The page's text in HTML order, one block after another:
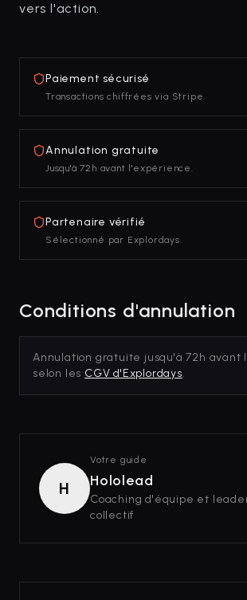
vers l'action.
Paiement sécurisé
Transactions chiffrées via Stripe.
Annulation gratuite
Jusqu'à 72h avant l'expérience.
Partenaire vérifié
Sélectionné par Explordays.
Conditions d'annulation
Annulation gratuite jusqu'à 72h avant
selon les CGV d'Explordays.
H
Votre guide
Hololead
Coaching d'équipe et
collectif